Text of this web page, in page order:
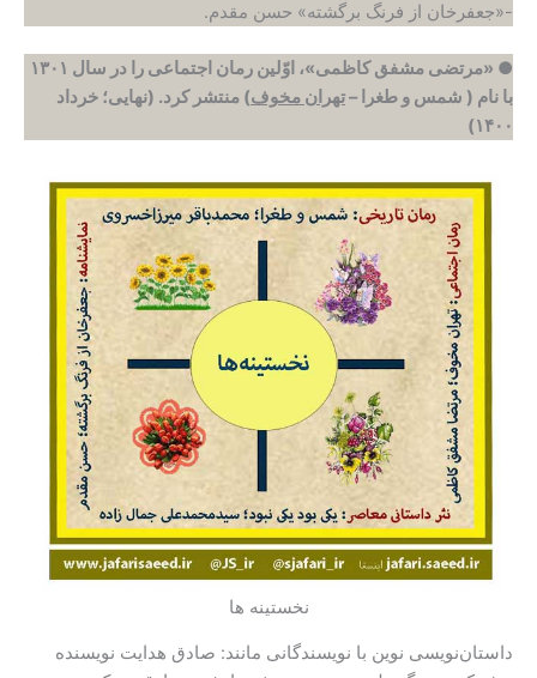
-«جعفرخان از فرنگ برگشته» حسن مقدم.
● «مرتضی مشفق کاظمی»، اوّلین رمان اجتماعی را در سال ۱۳۰۱
با نام ( شمس و طغرا –تهران مخوف) منتشر کرد. (نهایی؛ خرداد
۱۴۰۰)
نخستینه ها
داستان‌نویسی نوین با نویسندگانی مانند: صادق هدایت نویسنده